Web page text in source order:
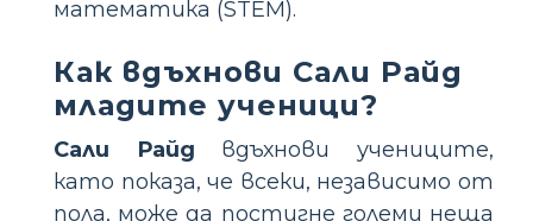
математика (STEM).
Как вдъхнови Сали Райд
младите ученици?
Сали Райд вдъхнови учениците,
като показа, че всеки, независимо от
пола, може да постигне големи неща